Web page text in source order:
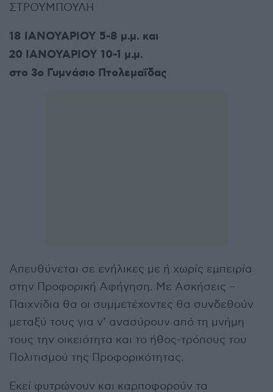
ΣΤΡΟΥΜΠΟΥΛΗ
18 ΙΑΝΟΥΑΡΙΟΥ 5-8 μ.μ. και
20 ΙΑΝΟΥΑΡΙΟΥ 10-1 μ.μ.
στο 3ο Γυμνάσιο Πτολεμαΐδας
Απευθύνεται σε ενήλικες με ή χωρίς εμπειρία
στην Προφορική Αφήγηση. Με Ασκήσεις –
Παιχνίδια θα οι συμμετέχοντες θα συνδεθούν
μεταξύ τους για ν’ ανασύρουν από τη μνήμη
τους την οικειότητα και το ήθος-τρόπους του
Πολιτισμού της Προφορικότητας.
Εκεί φυτρώνουν και καρποφορούν τα